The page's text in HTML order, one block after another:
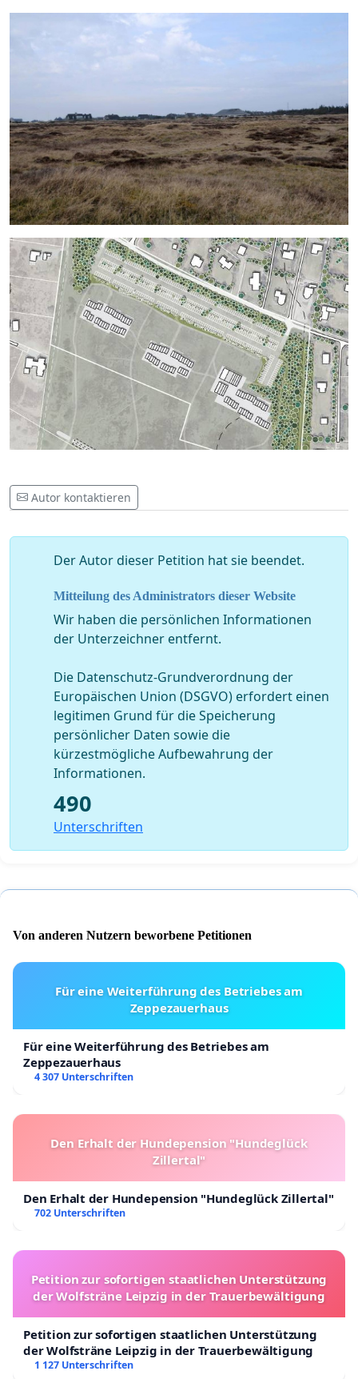
Autor kontaktieren
Der Autor dieser Petition hat sie beendet.
Mitteilung des Administrators dieser Website
Wir haben die persönlichen Informationen
der Unterzeichner entfernt.
Die Datenschutz-Grundverordnung der
Europäischen Union (DSGVO) erfordert einen
legitimen Grund für die Speicherung
persönlicher Daten sowie die
kürzestmögliche Aufbewahrung der
Informationen.
490
Unterschriften
Von anderen Nutzern beworbene Petitionen
Für eine Weiterführung des Betriebes am
Zeppezauerhaus
Für eine Weiterführung des Betriebes am
Zeppezauerhaus
4 307 Unterschriften
Den Erhalt der Hundepension "Hundeglück
Zillertal"
Den Erhalt der Hundepension "Hundeglück Zillertal"
702 Unterschriften
Petition zur sofortigen staatlichen Unterstützung
der Wolfsträne Leipzig in der Trauerbewältigung
Petition zur sofortigen staatlichen Unterstützung
der Wolfsträne Leipzig in der Trauerbewältigung
1 127 Unterschriften